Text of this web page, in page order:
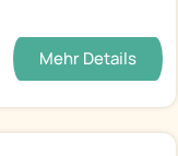
Mehr Details